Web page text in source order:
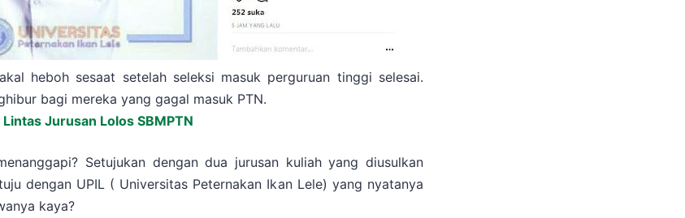
heboh sesaat setelah seleksi masuk perguruan tinggi selesai.
bagi mereka yang gagal masuk PTN.
Jurusan Lolos SBMPTN
Setujukan dengan dua jurusan kuliah yang diusulkan
dengan UPIL ( Universitas Peternakan Ikan Lele) yang nyatanya
kaya?